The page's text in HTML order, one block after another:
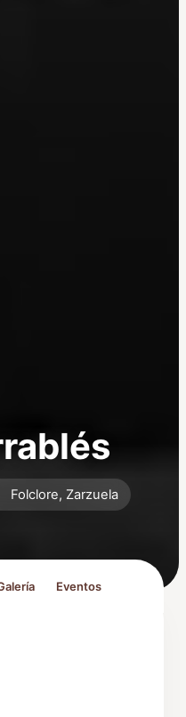
Folclore, Zarzuela
Eventos